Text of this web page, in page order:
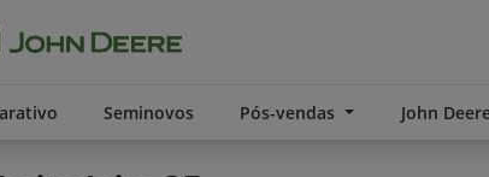
Seminovos Pós-vendas John